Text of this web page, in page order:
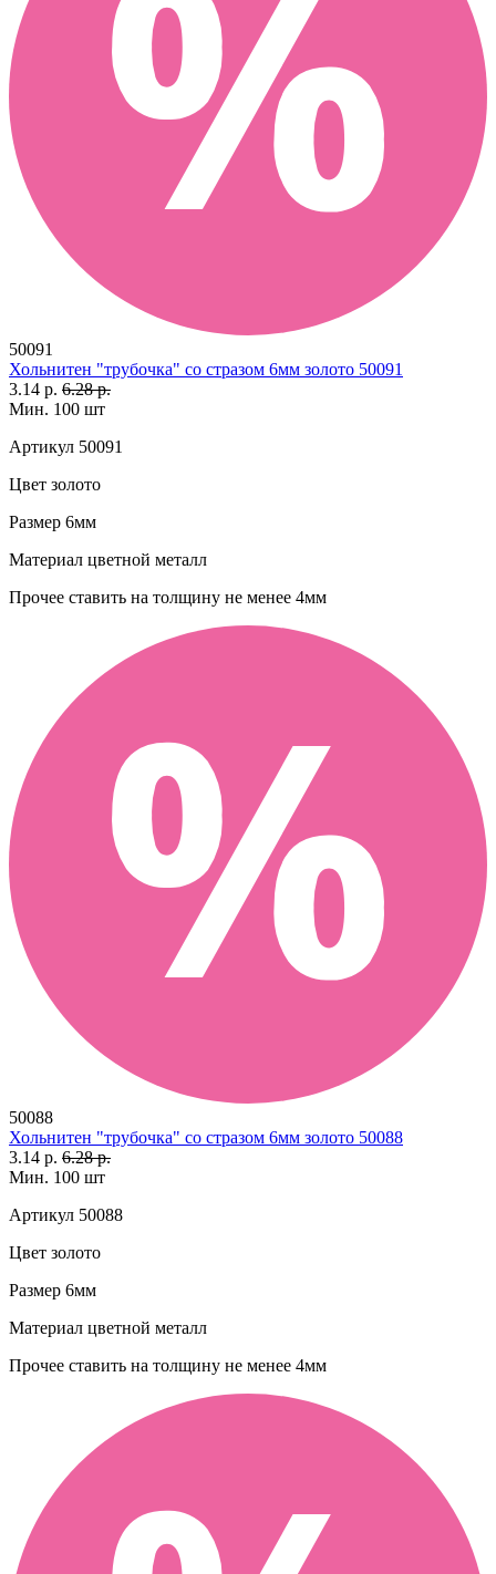
50091
Хольнитен "трубочка" со стразом 6мм золото 50091
3.14 р. 6.28 р.
Мин. 100 шт
Артикул 50091
Цвет золото
Размер 6мм
Материал цветной металл
Прочее ставить на толщину не менее 4мм
50088
Хольнитен "трубочка" со стразом 6мм золото 50088
3.14 р. 6.28 р.
Мин. 100 шт
Артикул 50088
Цвет золото
Размер 6мм
Материал цветной металл
Прочее ставить на толщину не менее 4мм